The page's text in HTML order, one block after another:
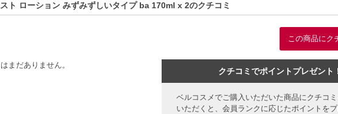
ト ローション みずみずしいタイプ ba 170ml x 2のクチコミ
この商品にク
まだありません。
クチコミでポイントプレゼント
ベルコスメでご購入いただいた商品にクチコ
いただくと、会員ランクに応じたポイントを